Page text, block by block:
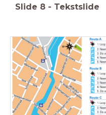
Slide 8 - Tekstslide